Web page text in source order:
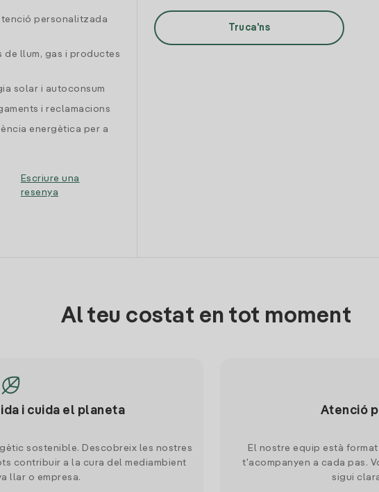
personalitzada
llum, gas i productes
solar i autoconsum
i reclamacions
energètica per a
Escriure una
resenya
Truca'ns
Al teu costat en tot moment
i cuida el planeta
sostenible. Descobreix les nostres
contribuir a la cura del mediambient
llar o empresa.
Atenció
El nostre equip està
t'acompanyen a cada pas.
sigui